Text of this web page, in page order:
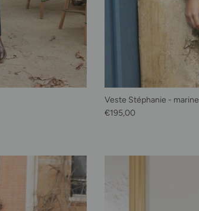
Veste Stéphanie - marine
Prix habituel
€195,00